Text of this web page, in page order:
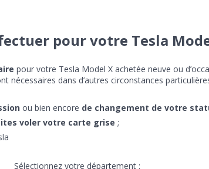
pour votre Tesla
pour votre Tesla Model X achetée neuve ou
dans d’autres circonstances
ou bien encore de changement de votre
voler votre carte grise ;
Sélectionnez votre département :